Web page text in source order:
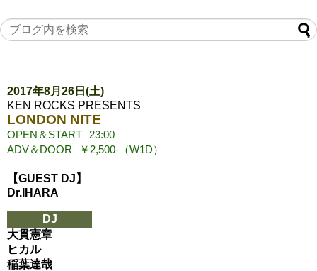
2017年8月26日(土)
KEN ROCKS PRESENTS
LONDON NITE
OPEN＆START
23:00
ADV＆DOOR
￥2,500-（W1D）
【GUEST DJ】
Dr.IHARA
DJ
大貫憲章
ヒカル
稲葉達哉